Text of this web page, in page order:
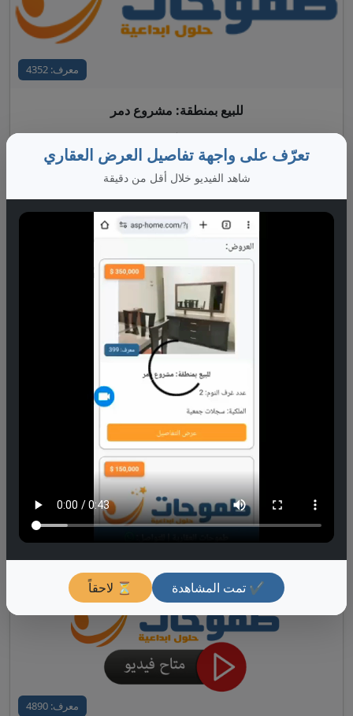
تعرّف على واجهة تفاصيل العرض العقاري
شاهد الفيديو خلال أقل من دقيقة
✔ تمت المشاهدة ⏳ لاحقاً
معرف: 4352
للبيع بمنطقة: مشروع دمر
عدد غرف النوم:3
الاكساء:ممتاز
للبيع بمنطقة: مشروع دمر
الشارع:الجزيرة 9
عدد غرف النوم:
ديلوكس
عرض التفاصيل
200,000 $
معرف: 4890